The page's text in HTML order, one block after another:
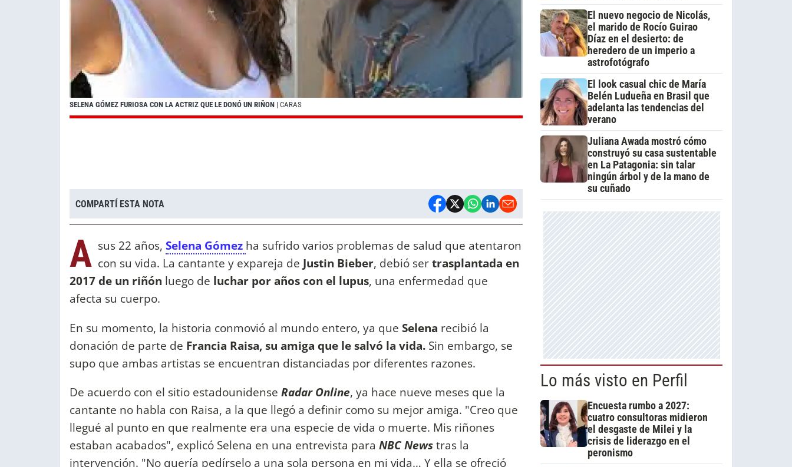
SELENA GÓMEZ FURIOSA CON LA ACTRIZ QUE LE DONÓ UN RIÑON | CARAS
COMPARTÍ ESTA NOTA
A sus 22 años, Selena Gómez ha sufrido varios problemas de salud que atentaron
con su vida. La cantante y expareja de Justin Bieber, debió sertrasplantada en
2017 de un riñón luego de luchar por años con el lupus, una enfermedad que
afecta su cuerpo.
En su momento, la historia conmovió al mundo entero, ya que Selena recibió la
donación de parte de Francia Raisa, su amiga que le salvó la vida. Sin embargo, se
supo que ambas artistas se encuentran distanciadas por diferentes razones.
De acuerdo con el sitio estadounidense Radar Online, ya hace nueve meses que la
cantante no habla con Raisa, a la que llegó a definir como su mejor amiga. "Creo que
llegué al punto en que realmente era una especie de vida o muerte. Mis riñones
estaban acabados", explicó Selena en una entrevista para NBC Newstras la
intervención. "No quería pedírselo a una sola persona en mi vida… Y ella se ofreció
El nuevo negocio de Nicolás,
el marido de Rocío Guirao
Díaz en el desierto: de
heredero de un imperio a
astrofotógrafo
El look casual chic de María
Belén Ludueña en Brasil que
adelanta las tendencias del
verano
Juliana Awada mostró cómo
construyó su casa sustentable
en La Patagonia: sin talar
ningún árbol y de la mano de
su cuñado
Lo más visto en Perfil
Encuesta rumbo a 2027:
cuatro consultoras midieron
el desgaste de Milei y la
crisis de liderazgo en el
peronismo